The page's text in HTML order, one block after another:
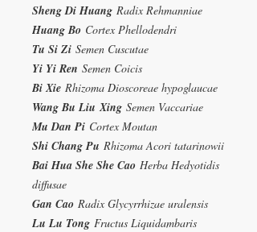
Sheng Di Huang Radix Rehmanniae
Huang Bo Cortex Phellodendri
Tu Si Zi Semen Cuscutae
Yi Yi Ren Semen Coicis
Bi Xie Rhizoma Dioscoreae hypoglaucae
Wang Bu Liu Xing Semen Vaccariae
Mu Dan Pi Cortex Moutan
Shi Chang Pu Rhizoma Acori tatarinowii
Bai Hua She She Cao Herba Hedyotidis
diffusae
Gan Cao Radix Glycyrrhizae uralensis
Lu Lu Tong Fructus Liquidambaris